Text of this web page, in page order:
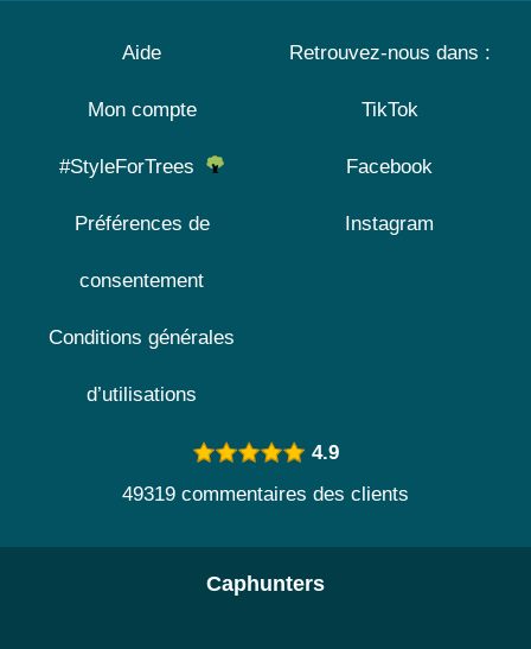
Aide
Mon compte
#StyleForTrees
Préférences de
consentement
Conditions générales
d’utilisations
Retrouvez-nous dans :
TikTok
Facebook
Instagram
4.9
49319 commentaires des clients
Caphunters